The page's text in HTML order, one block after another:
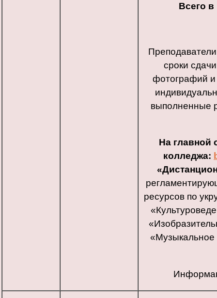
Всего в
сроки
фотографий и
выполненные
На главной
колледжа:
ресурсов по
«Музыкальное